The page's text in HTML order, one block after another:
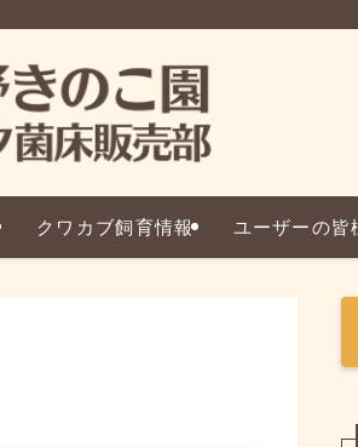
クワカブ飼育情報 ユーザーの皆